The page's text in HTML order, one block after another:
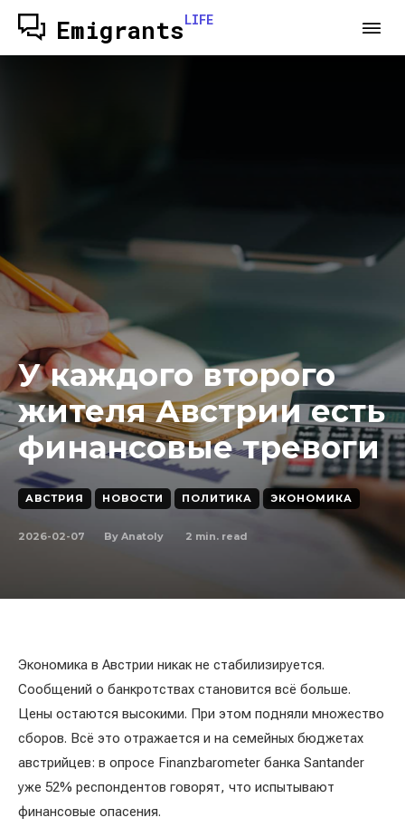
EmigrantsLIFE
У каждого второго
жителя Австрии есть
финансовые тревоги
АВСТРИЯ НОВОСТИ ПОЛИТИКА ЭКОНОМИКА
2026-02-07 By Anatoly 2 min. read
Экономика в Австрии никак не стабилизируется.
Сообщений о банкротствах становится всё больше.
Цены остаются высокими. При этом подняли множество
сборов. Всё это отражается и на семейных бюджетах
австрийцев: в опросе Finanzbarometer банка Santander
уже 52% респондентов говорят, что испытывают
финансовые опасения.